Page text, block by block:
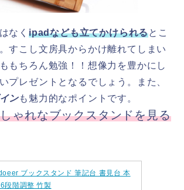
なく ipadなども立てかけられるとこ
すこし文房具からかけ離れてしまい
もちろん勉強！！想像力を豊かにし
プレゼントとなるでしょう。また、
ンも魅力的なポイントです。
ゃれなブックスタンドを見る
ブックスタンド 筆記台 書見台 本
段階調整 竹製